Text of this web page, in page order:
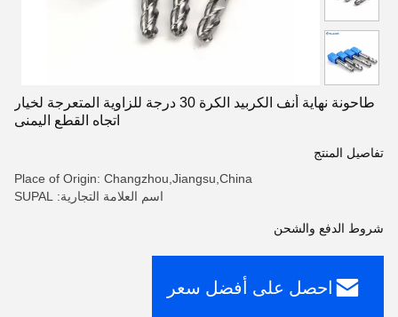
طاحونة نهاية أنف الكربيد الكرة 30 درجة للزاوية المتعرجة لخيار
اتجاه القطع اليمنى
تفاصيل المنتج
Place of Origin: Changzhou,Jiangsu,China
اسم العلامة التجارية: SUPAL
شروط الدفع والشحن
احصل على أفضل سعر